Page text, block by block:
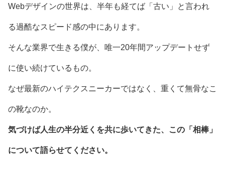
Webデザインの世界は、半年も経てば「古い」と言われ
る過酷なスピード感の中にあります。
そんな業界で生きる僕が、唯一20年間アップデートせず
に使い続けているもの。
なぜ最新のハイテクスニーカーではなく、重くて無骨なこ
の靴なのか。
気づけば人生の半分近くを共に歩いてきた、この「相棒」
について語らせてください。